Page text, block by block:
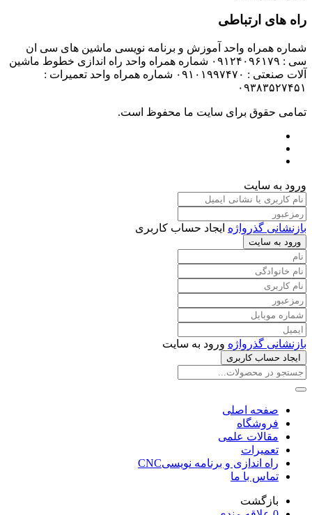
راه های ارتباطی
شماره همراه واحد آموزش و برنامه نویسی ماشین های سی ان
سی : ۰۹۱۲۴۰۹۶۱۷۹ شماره همراه واحد راه اندازی خطوط ماشین
آلات صنعتی : ۰۹۱۰۱۹۹۷۴۷۰ شماره همراه واحد تعمیرات :
۰۹۳۸۳۵۲۷۴۵۱
تمامی حقوق برای سایت ما محفوظ است.
ورود به سایت
بازنشانی گذرواژه ایجاد حساب کاربری
ورود به سایت
بازنشانی گذرواژه ورود به سایت
ایجاد حساب کاربری
صفحه اصلی
فروشگاه
مقالات علمی
تعمیرات
راه اندازی و برنامه نویسیCNC
تماس با ما
بازگشت